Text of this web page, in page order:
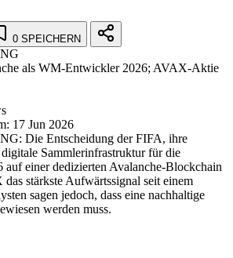
0 SPEICHERN
als WM-Entwickler 2026; AVAX-Aktie
17 Jun 2026
Die Entscheidung der FIFA, ihre
Sammlerinfrastruktur für die
auf einer dedizierten Avalanche-Blockchain
stärkste Aufwärtssignal seit einem
sagen jedoch, dass eine nachhaltige
werden muss.